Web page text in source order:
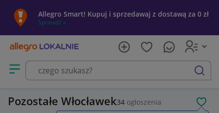
Allegro Smart! Kupuj i sprzedawaj z dostawą za 0 zł
Sprawdź »
Otwórz menu z kategoriami
szukaj
Pozostałe Włocławek34 ogłoszenia